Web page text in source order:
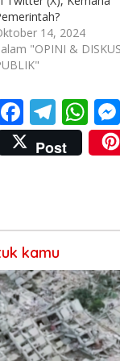
14, 2024
"OPINI &
F
ac
e
o
k
T
el
e
m
W
h
at
p
p
Post
kamu